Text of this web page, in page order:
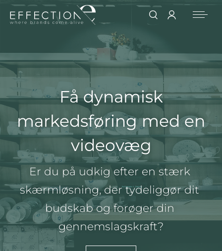
Få dynamisk
markedsføring med en
videovæg
Er du på udkig efter en stærk
skærmløsning, der tydeliggør dit
budskab og forøger din
gennemslagskraft?